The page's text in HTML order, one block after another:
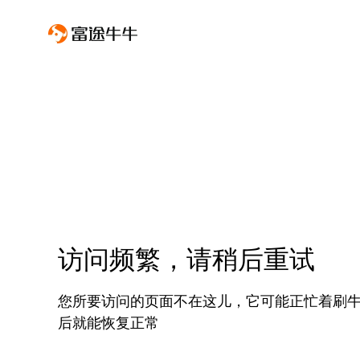
访问频繁，请稍后重试
您所要访问的页面不在这儿，它可能正忙着刷
后就能恢复正常